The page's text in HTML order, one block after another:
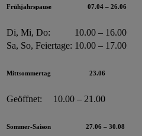
Frühjahrspause 07.04 – 26.06
Di, Mi, Do:
10.00 – 16.00
Sa, So, Feiertage: 10.00 – 17.00
Mittsommertag 23.06
Geöffnet: 10.00 – 21.00
Sommer-Saison 27.06 – 30.08